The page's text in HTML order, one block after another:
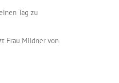
Tag zu
Frau Mildner von